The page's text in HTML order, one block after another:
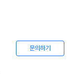
문의하기